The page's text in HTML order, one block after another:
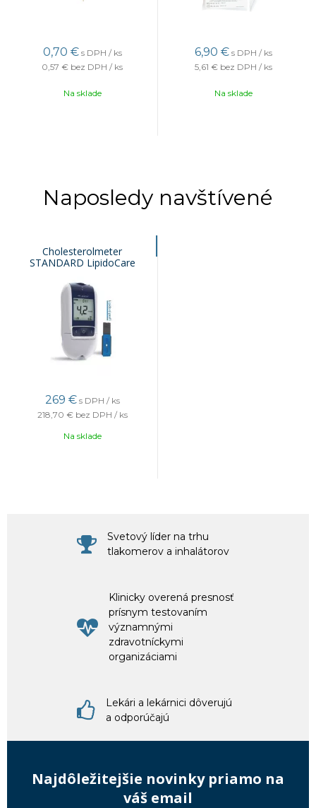
0,70 € s DPH / ks
0,57 € bez DPH / ks
Na sklade
6,90 € s DPH / ks
5,61 € bez DPH / ks
Na sklade
Naposledy navštívené
Cholesterolmeter
STANDARD LipidoCare
269 € s DPH / ks
218,70 € bez DPH / ks
Na sklade
Svetový líder na trhu
tlakomerov a inhalátorov
Klinicky overená presnosť
prísnym testovaním
významnými
zdravotníckymi
organizáciami
Lekári a lekárnici dôverujú
a odporúčajú
Najdôležitejšie novinky priamo na
váš email